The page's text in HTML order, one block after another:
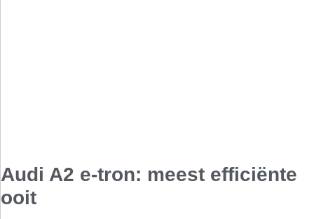
Audi A2 e-tron: meest efficiënte
ooit